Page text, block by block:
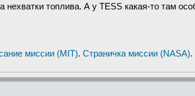
топлива. А у TESS какая-то там
миссии (MIT). Страничка миссии (NASA).